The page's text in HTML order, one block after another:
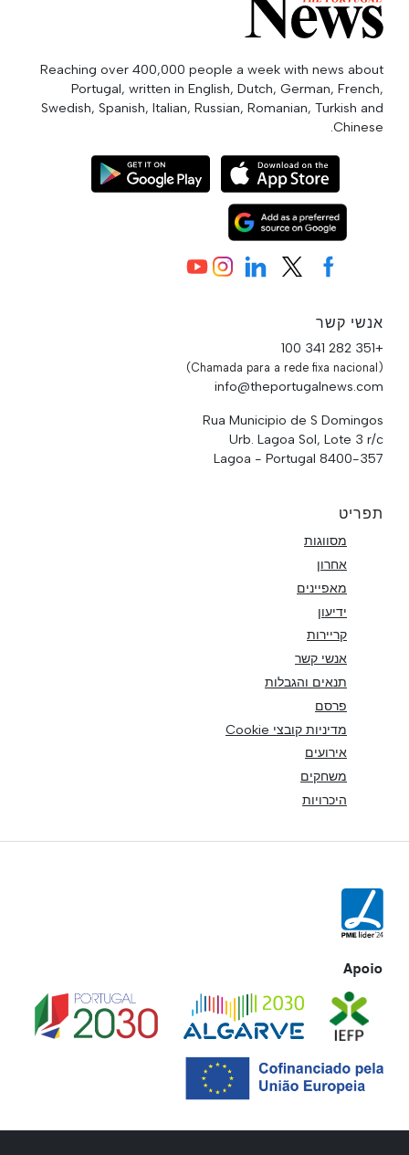
Reaching over 400,000 people a week with news about
Portugal, written in English, Dutch, German, French,
Swedish, Spanish, Italian, Russian, Romanian, Turkish and
Chinese.
אנשי קשר
+351 282 341 100
(Chamada para a rede fixa nacional)
info@theportugalnews.com
Rua Municipio de S Domingos
Urb. Lagoa Sol, Lote 3 r/c
8400-357 Lagoa - Portugal
תפריט
מסווגות
אחרון
מאפיינים
ידיעון
קריירות
אנשי קשר
תנאים והגבלות
פרסם
מדיניות קובצי Cookie
אירועים
משחקים
היכרויות
Apoio